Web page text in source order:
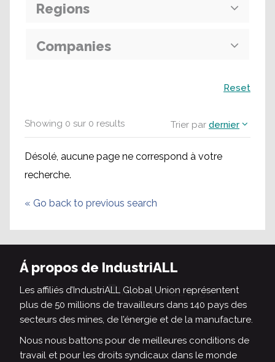
Showing 0 sur 0 results Trier par dernier
Désolé, aucune page ne correspond à votre
recherche.
« Go back to previous search
Regions
Companies
Reset
Á propos de IndustriALL
Les affiliés d’IndustriALL Global Union représentent
plus de 50 millions de travailleurs dans 140 pays des
secteurs des mines, de l’énergie et de la manufacture.
Nous nous battons pour de meilleures conditions de
travail et pour les droits syndicaux dans le monde